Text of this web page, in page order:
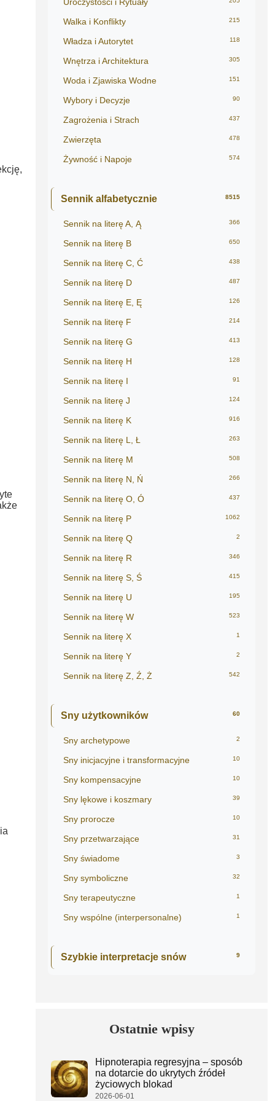
Walka i Konflikty 215
Władza i Autorytet 118
Wnętrza i Architektura 305
Woda i Zjawiska Wodne 151
Wybory i Decyzje 90
Zagrożenia i Strach 437
Zwierzęta 478
Żywność i Napoje 574
Sennik alfabetycznie 8515
Sennik na literę A, Ą 366
Sennik na literę B 650
Sennik na literę C, Ć 438
Sennik na literę D 487
Sennik na literę E, Ę 126
Sennik na literę F 214
Sennik na literę G 413
Sennik na literę H 128
Sennik na literę I 91
Sennik na literę J 124
Sennik na literę K 916
Sennik na literę L, Ł 263
Sennik na literę M 508
Sennik na literę N, Ń 266
Sennik na literę O, Ó 437
Sennik na literę P 1062
Sennik na literę Q 2
Sennik na literę R 346
Sennik na literę S, Ś 415
Sennik na literę U 195
Sennik na literę W 523
Sennik na literę X 1
Sennik na literę Y 2
Sennik na literę Z, Ź, Ż 542
Sny użytkowników 60
Sny archetypowe 2
Sny inicjacyjne i transformacyjne 10
Sny kompensacyjne 10
Sny lękowe i koszmary 39
Sny prorocze 10
Sny przetwarzające 31
Sny świadome 3
Sny symboliczne 32
Sny terapeutyczne 1
Sny wspólne (interpersonalne) 1
Szybkie interpretacje snów 9
Ostatnie wpisy
Hipnoterapia regresyjna – sposób
na dotarcie do ukrytych źródeł
życiowych blokad
2026-06-01